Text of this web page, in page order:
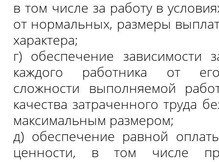
в том числе за работу в
от нормальных, размеры
характера;
г) обеспечение зависимости
каждого работника от
сложности выполняемой
качества затраченного труда
максимальным размером;
д) обеспечение равной
ценности, в том числе